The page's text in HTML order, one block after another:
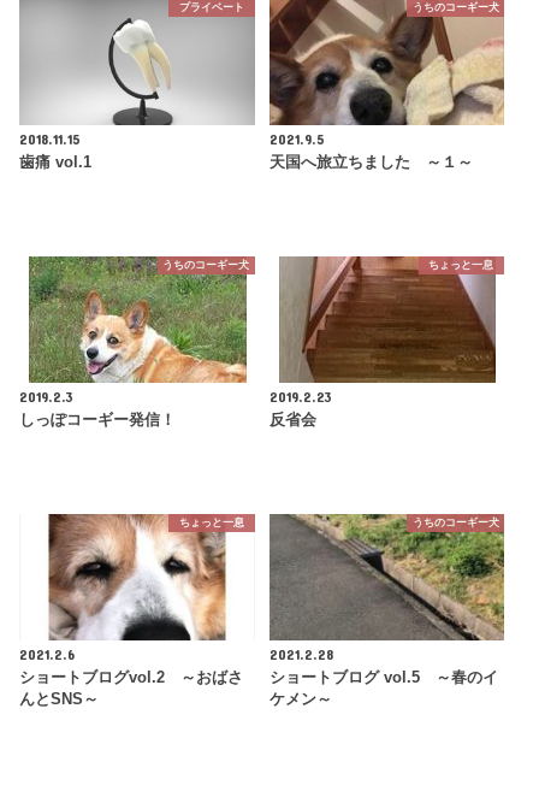
プライベート
2018.11.15
歯痛 vol.1
うちのコーギー犬
2021.9.5
天国へ旅立ちました ～１～
うちのコーギー犬
2019.2.3
しっぽコーギー発信！
ちょっと一息
2019.2.23
反省会
ちょっと一息
2021.2.6
ショートブログvol.2 ～おばさ
んとSNS～
うちのコーギー犬
2021.2.28
ショートブログ vol.5 ～春のイ
ケメン～